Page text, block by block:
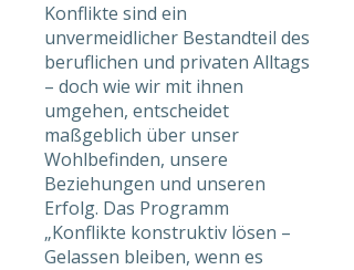
Konflikte sind ein
unvermeidlicher Bestandteil des
beruflichen und privaten Alltags
– doch wie wir mit ihnen
umgehen, entscheidet
maßgeblich über unser
Wohlbefinden, unsere
Beziehungen und unseren
Erfolg. Das Programm
„Konflikte konstruktiv lösen –
Gelassen bleiben, wenn es